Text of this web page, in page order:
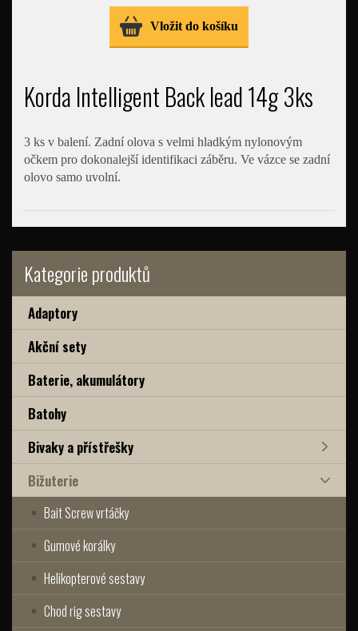
Kategorie produktů
Adaptory
Akční sety
Baterie, akumulátory
Batohy
Bivaky a přístřešky
Bižuterie
Bait Screw vrtáčky
Gumové korálky
Helikopterové sestavy
Chod rig sestavy
Vložit do košíku
Korda Intelligent Back lead 14g 3ks
3 ks v balení. Zadní olova s velmi hladkým nylonovým
očkem pro dokonalejší identifikaci záběru. Ve vázce se zadní
olovo samo uvolní.